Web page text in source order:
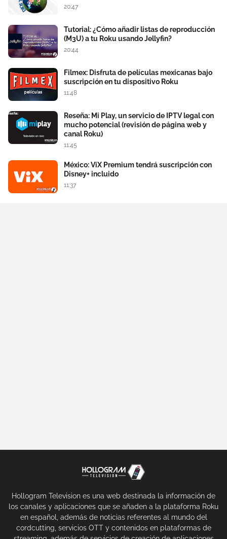
20:47
Tutorial: ¿Cómo añadir listas de reproducción
(M3U) a tu Roku usando Jellyfin?
20:44
Filmex: Disfruta de películas mexicanas bajo
suscripción en tu dispositivo Roku
11:48
Reseña: Mi Play, un servicio de IPTV legal con
mucho potencial (revisión de página web y
canal Roku)
11:45
México: ViX Premium tendrá suscripción con
Disney+ incluido
11:37
Hollogram Television es una web destinada la información de
los canales y aplicaciones que se añaden a la plataforma Roku
en español, además de noticias referentes al mundo del
cordcutting, servicios OTT y contenidos en plataformas de